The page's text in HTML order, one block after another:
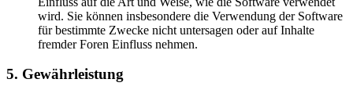
wird. Sie können insbesondere die Verwendung der Software
für bestimmte Zwecke nicht untersagen oder auf Inhalte
fremder Foren Einfluss nehmen.
5. Gewährleistung